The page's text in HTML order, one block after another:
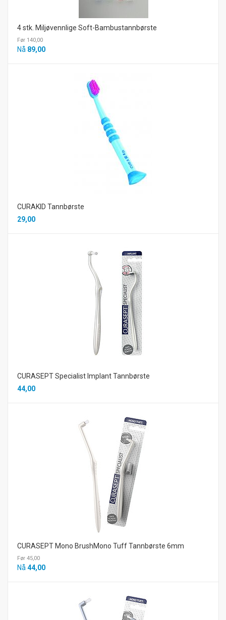
4 stk. Miljøvennlige Soft-Bambustannbørste
Før 140,00
Nå 89,00
CURAKID Tannbørste
29,00
CURASEPT Specialist Implant Tannbørste
44,00
CURASEPT Mono BrushMono Tuff Tannbørste 6mm
Før 45,00
Nå 44,00